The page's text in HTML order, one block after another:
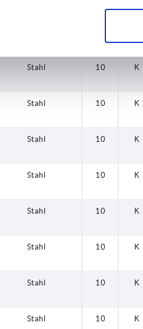
Stahl 10 K
Stahl 10 K
Stahl 10 K
Stahl 10 K
Stahl 10 K
Stahl 10 K
Stahl 10 K
Stahl 10 K